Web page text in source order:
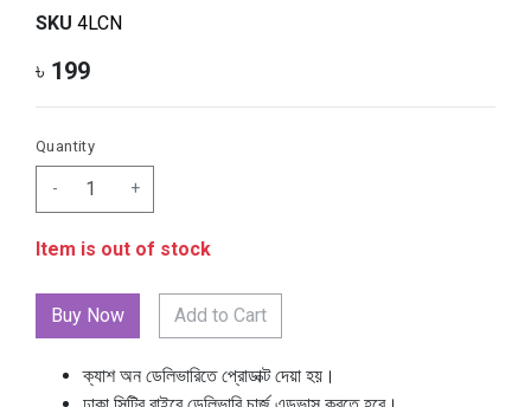
SKU 4LCN
৳ 199
Quantity
- +
Item is out of stock
Add to Cart
ক্যাশ অন ডেলিভারিতে প্রোডাক্ট দেয়া হয়।